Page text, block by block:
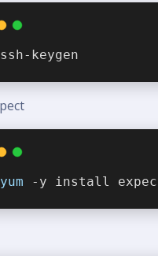
ssh-keygen
yum -y install